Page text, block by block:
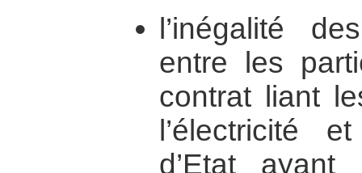
l’inégalité
entre les
contrat liant
l’électricité
d’Etat